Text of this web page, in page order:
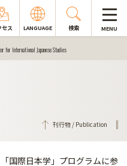
セス LANGUAGE 検索 MENU
for International Japanese Studies
刊行物 / Publication
国際日本学」プログラムに参